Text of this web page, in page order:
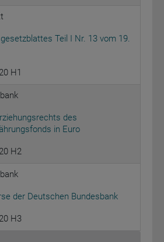
Teil I Nr. 13 vom 19.
H1
des
in Euro
H2
der Deutschen Bundesbank
H3